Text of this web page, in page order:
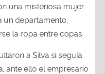
una misteriosa mujer.
un departamento,
la ropa entre copas.
a Silva si seguía
ante ello el empresario